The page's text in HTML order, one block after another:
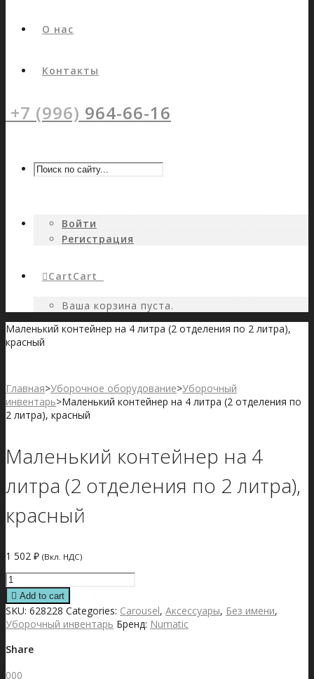
О нас
Контакты
+7 (996) 964-66-16
Войти
Регистрация
CartCart
Ваша корзина пуста.
Маленький контейнер на 4 литра (2 отделения по 2 литра),
красный
Главная>Уборочное оборудование>Уборочный
инвентарь>Маленький контейнер на 4 литра (2 отделения по
2 литра), красный
Маленький контейнер на 4
литра (2 отделения по 2 литра),
красный
1 502 ₽ (Вкл. НДС)
Маленький
контейнер
на
4
литра
(2
по
Add to cart
SKU: 628228 Categories: Carousel, Аксессуары, Без имени,
Уборочный инвентарь Бренд: Numatic
Share
000